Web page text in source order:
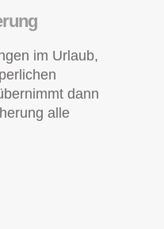
im Urlaub,
dann
alle